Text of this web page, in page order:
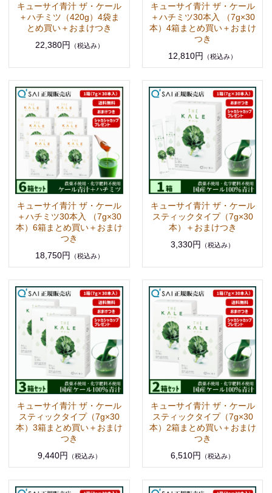
キューサイ青汁 ザ・ケール
＋ハチミツ（420g）4袋ま
とめ買い＋おまけつき
22,380円
（税込み）
キューサイ青汁 ザ・ケール
＋ハチミツ30本入 （7g×30
本）4箱まとめ買い＋おまけ
つき
12,810円
（税込み）
キューサイ青汁 ザ・ケール
＋ハチミツ30本入 （7g×30
本）6箱まとめ買い＋おまけ
つき
18,750円
（税込み）
キューサイ青汁 ザ・ケール
スティックタイプ（7g×30
本）＋おまけつき
3,330円
（税込み）
キューサイ青汁 ザ・ケール
スティックタイプ（7g×30
本）3箱まとめ買い＋おまけ
つき
9,440円
（税込み）
キューサイ青汁 ザ・ケール
スティックタイプ（7g×30
本）2箱まとめ買い＋おまけ
つき
6,510円
（税込み）